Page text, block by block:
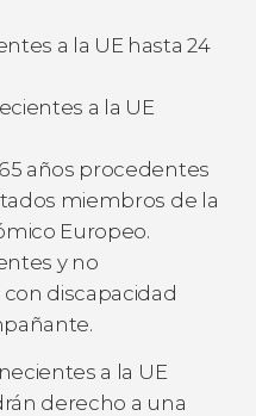
a la UE hasta 24
a la UE
años procedentes
miembros de la
Europeo.
y no
discapacidad
a la UE
derecho a una